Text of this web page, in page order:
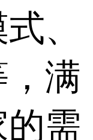
、
满
的需